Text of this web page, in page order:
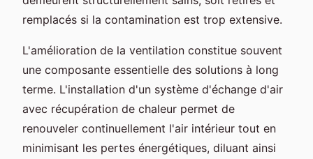
remplacés si la contamination est trop extensive.
L'amélioration de la ventilation constitue souvent
une composante essentielle des solutions à long
terme. L'installation d'un système d'échange d'air
avec récupération de chaleur permet de
renouveler continuellement l'air intérieur tout en
minimisant les pertes énergétiques, diluant ainsi